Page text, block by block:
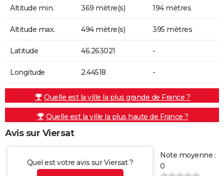
Altitude min. 369 mètre(s) 194 mètres
Altitude max. 494 mètre(s) 395 mètres
Latitude 46.263021 -
Longitude 2.44518 -
Quelle est la ville la plus grande de France ?
Quelle est la ville la plus haute de France ?
Avis sur Viersat
Quel est votre avis sur Viersat ?
Note moyenne :
0